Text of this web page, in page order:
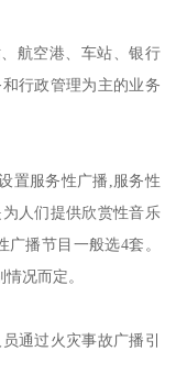
航空港、车站、银行
行政管理为主的业务
置服务性广播,服务性
人们提供欣赏性音乐
播节目一般选4套。
况而定。
通过火灾事故广播引